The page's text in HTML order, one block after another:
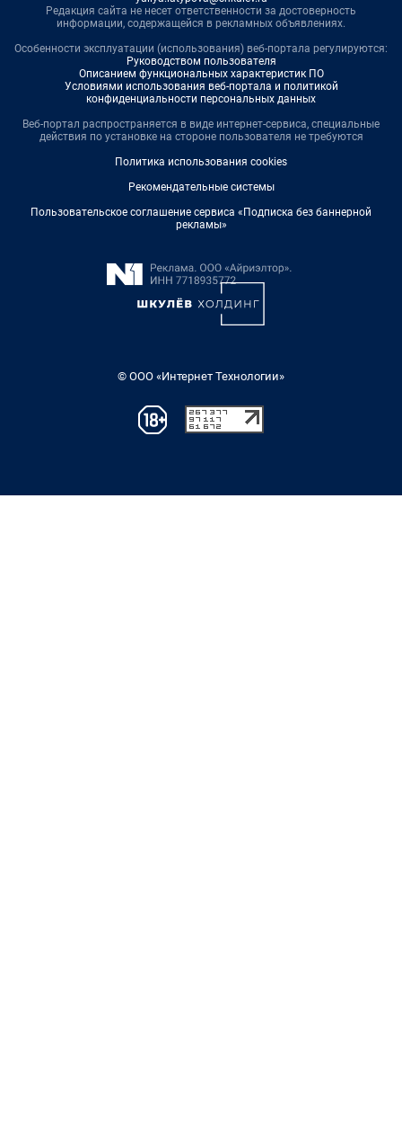
Редакция сайта не несет ответственности за достоверность
информации, содержащейся в рекламных объявлениях.
Особенности эксплуатации (использования) веб-портала регулируются:
Руководством пользователя
Описанием функциональных характеристик ПО
Условиями использования веб-портала и политикой
конфиденциальности персональных данных
Веб-портал распространяется в виде интернет-сервиса, специальные
действия по установке на стороне пользователя не требуются
Политика использования cookies
Рекомендательные системы
Пользовательское соглашение сервиса «Подписка без баннерной
рекламы»
© ООО «Интернет Технологии»